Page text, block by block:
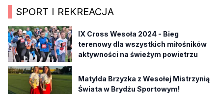
SPORT I REKREACJA
IX Cross Wesoła 2024 - Bieg
terenowy dla wszystkich miłośników
aktywności na świeżym powietrzu
Matylda Brzyzka z Wesołej Mistrzynią
Świata w Brydżu Sportowym!